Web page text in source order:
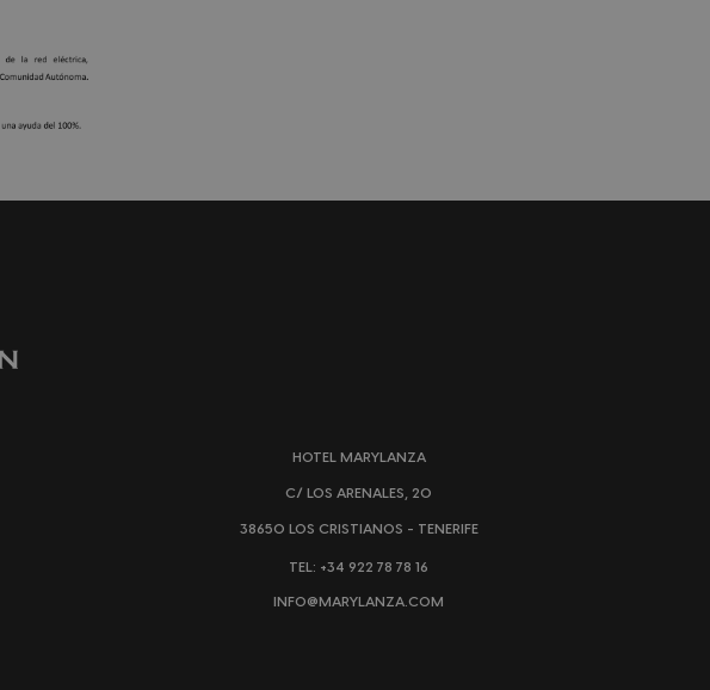
HOTEL MARYLANZA
C/ LOS ARENALES, 20
38650 LOS CRISTIANOS - TENERIFE
TEL: +34 922 78 78 16
INFO@MARYLANZA.COM